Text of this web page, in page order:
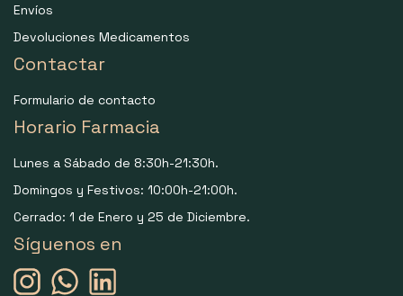
Envíos
Devoluciones Medicamentos
Contactar
Formulario de contacto
Horario Farmacia
Lunes a Sábado de 8:30h-21:30h.
Domingos y Festivos: 10:00h-21:00h.
Cerrado: 1 de Enero y 25 de Diciembre.
Síguenos en